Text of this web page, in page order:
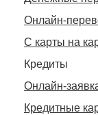
Онлайн-
С карты на
Кредиты
Онлайн-
Кредитные